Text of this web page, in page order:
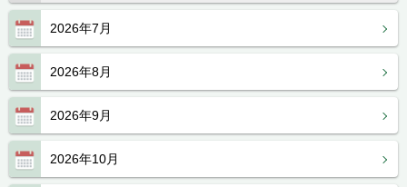
2026年7月
2026年8月
2026年9月
2026年10月